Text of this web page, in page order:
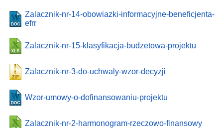
Zalacznik-nr-14-obowiazki-informacyjne-beneficjenta-
efrr
Zalacznik-nr-15-klasyfikacja-budzetowa-projektu
Zalacznik-nr-3-do-uchwaly-wzor-decyzji
Wzor-umowy-o-dofinansowaniu-projektu
Zalacznik-nr-2-harmonogram-rzeczowo-finansowy